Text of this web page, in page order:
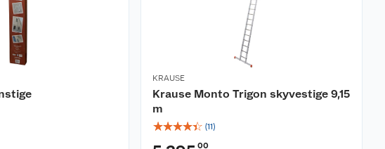
KRAUSE
Krause Monto Trigon skyvestige 9,15
m
☆☆☆☆☆ (11)
00